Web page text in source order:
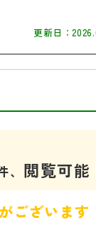
更新日：
、 閲覧可能
ございます